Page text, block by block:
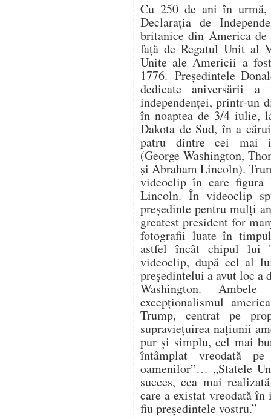
Cu 250 de ani în
Declarația de
britanice din America de
față de Regatul Unit al
Unite ale Americii a
1776. Președintele
dedicate aniversării
independenței, printr-un
în noaptea de 3/4 iulie,
Dakota de Sud, în a
patru dintre cei mai
(George Washington,
și Abraham Lincoln).
videoclip în care figura
Lincoln. În videoclip
președinte pentru mulți
greatest president for
fotografii luate în
astfel încât chipul lui
videoclip, după cel al
președintelui a avut loc a
Washington.
excepționalismul
Trump, centrat pe
supraviețuirea națiunii
pur și simplu, cel mai
întâmplat vreodată
oamenilor”… „Statele
succes, cea mai
care a existat vreodată
fiu președintele vostru.”